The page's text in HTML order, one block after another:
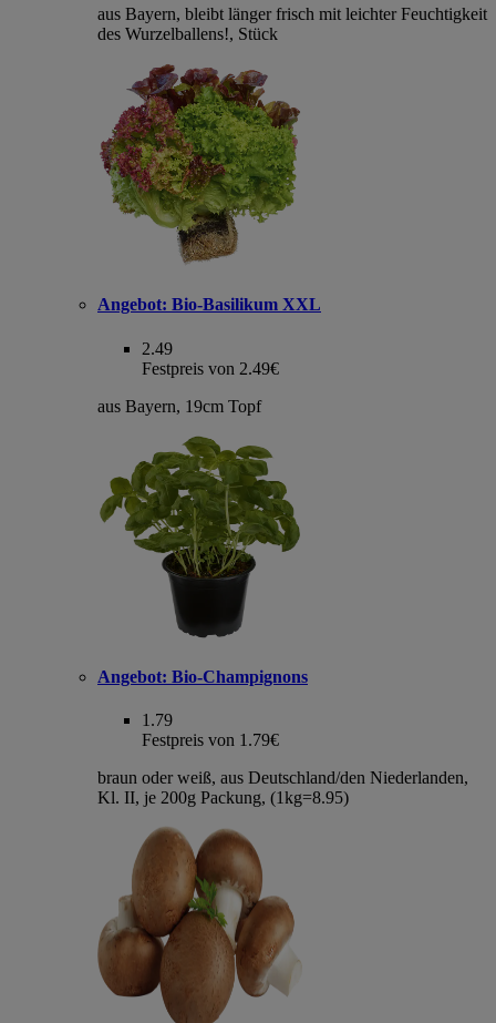
aus Bayern, bleibt länger frisch mit leichter Feuchtigkeit
des Wurzelballens!, Stück
Angebot: Bio-Basilikum XXL
2.49
Festpreis von 2.49€
aus Bayern, 19cm Topf
Angebot: Bio-Champignons
1.79
Festpreis von 1.79€
braun oder weiß, aus Deutschland/den Niederlanden,
Kl. II, je 200g Packung, (1kg=8.95)